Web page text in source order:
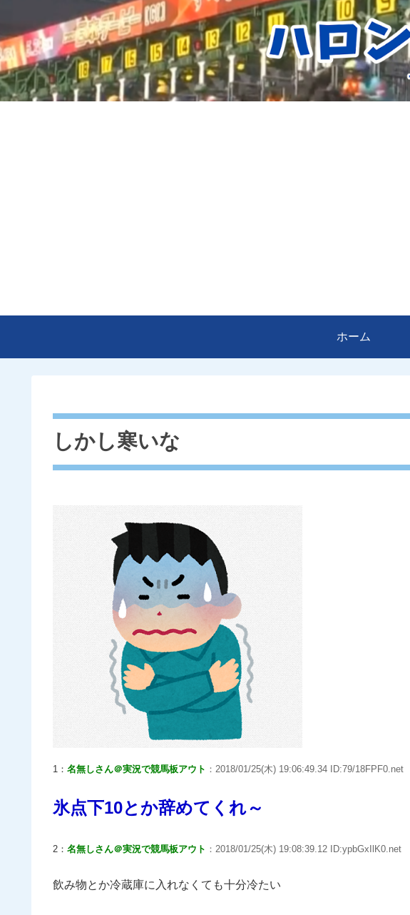
ホーム
しかし寒いな
1： 名無しさん＠実況で競馬板アウト ：2018/01/25(木) 19:06:49.34 ID:79/18FPF0.net
氷点下10とか辞めてくれ～
2： 名無しさん＠実況で競馬板アウト ：2018/01/25(木) 19:08:39.12 ID:ypbGxIlK0.net
飲み物とか冷蔵庫に入れなくても十分冷たい